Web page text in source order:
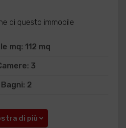
di questo immobile
mq: 112 mq
3
Bagni: 2
di più